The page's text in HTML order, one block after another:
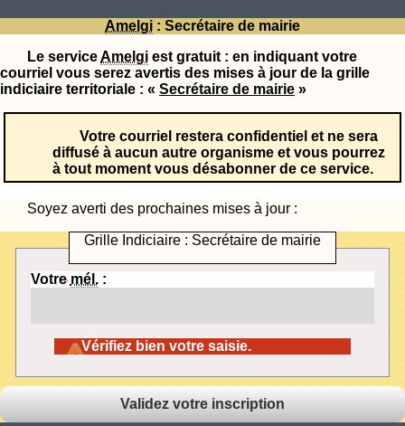
Amelgi : Secrétaire de mairie
Le serviceAmelgi est gratuit : en indiquant votre
courriel vous serez avertis des mises à jour de la grille
indiciaire territoriale : « Secrétaire de mairie »
Votre courriel restera confidentiel et ne sera
diffusé à aucun autre organisme et vous pourrez
à tout moment vous désabonner de ce service.
Soyez averti des prochaines mises à jour :
Grille Indiciaire : Secrétaire de mairie
Votremél.:
Vérifiez bien votre saisie.